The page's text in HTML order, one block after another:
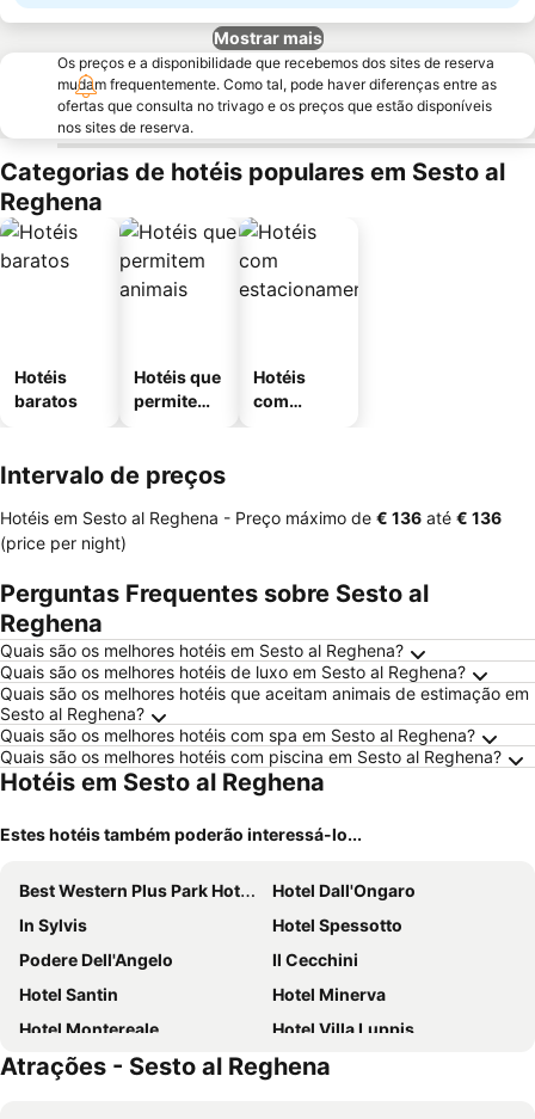
Mostrar mais
Os preços e a disponibilidade que recebemos dos sites de reserva
mudam frequentemente. Como tal, pode haver diferenças entre as
ofertas que consulta no trivago e os preços que estão disponíveis
nos sites de reserva.
Categorias de hotéis populares em Sesto al
Reghena
Hotéis
baratos
Hotéis que
permitem
Hotéis
com
Intervalo de preços
Hotéis em Sesto al Reghena - Preço máximo de ‎€ 136 até ‎€ 136
(price per night)
Perguntas Frequentes sobre Sesto al
Reghena
Quais são os melhores hotéis em Sesto al Reghena?
Quais são os melhores hotéis de luxo em Sesto al Reghena?
Quais são os melhores hotéis que aceitam animais de estimação em
Sesto al Reghena?
Quais são os melhores hotéis com spa em Sesto al Reghena?
Quais são os melhores hotéis com piscina em Sesto al Reghena?
Hotéis em Sesto al Reghena
Estes hotéis também poderão interessá-lo...
Best Western Plus Park Hotel Pordenone
Hotel Dall'Ongaro
In Sylvis
Hotel Spessotto
Podere Dell'Angelo
Il Cecchini
Hotel Santin
Hotel Minerva
Hotel Montereale
Hotel Villa Luppis
Resort Villa Manin
piccadilly b&b
Atrações - Sesto al Reghena